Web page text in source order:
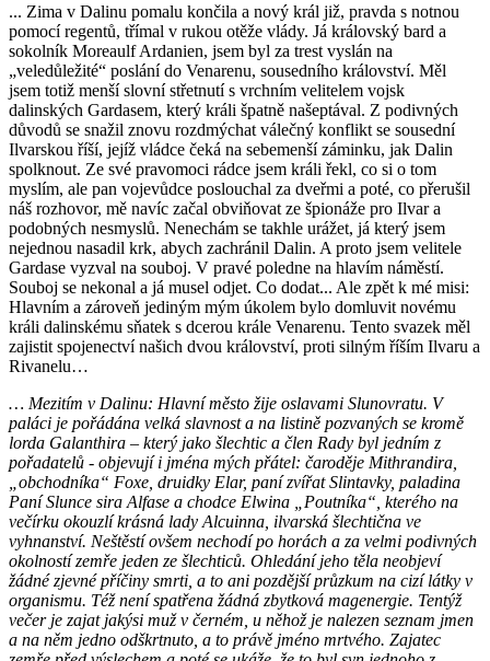
... Zima v Dalinu pomalu končila a nový král již, pravda s notnou
pomocí regentů, třímal v rukou otěže vlády. Já královský bard a
sokolník Moreaulf Ardanien, jsem byl za trest vyslán na
„veledůležité“ poslání do Venarenu, sousedního království. Měl
jsem totiž menší slovní střetnutí s vrchním velitelem vojsk
dalinských Gardasem, který králi špatně našeptával. Z podivných
důvodů se snažil znovu rozdmýchat válečný konflikt se sousední
Ilvarskou říší, jejíž vládce čeká na sebemenší záminku, jak Dalin
spolknout. Ze své pravomoci rádce jsem králi řekl, co si o tom
myslím, ale pan vojevůdce poslouchal za dveřmi a poté, co přerušil
náš rozhovor, mě navíc začal obviňovat ze špionáže pro Ilvar a
podobných nesmyslů. Nenechám se takhle urážet, já který jsem
nejednou nasadil krk, abych zachránil Dalin. A proto jsem velitele
Gardase vyzval na souboj. V pravé poledne na hlavím náměstí.
Souboj se nekonal a já musel odjet. Co dodat... Ale zpět k mé misi:
Hlavním a zároveň jediným mým úkolem bylo domluvit novému
králi dalinskému sňatek s dcerou krále Venarenu. Tento svazek měl
zajistit spojenectví našich dvou království, proti silným říším Ilvaru a
Rivanelu…
… Mezitím v Dalinu: Hlavní město žije oslavami Slunovratu. V
paláci je pořádána velká slavnost a na listině pozvaných se kromě
lorda Galanthira – který jako šlechtic a člen Rady byl jedním z
pořadatelů - objevují i jména mých přátel: čaroděje Mithrandira,
„obchodníka“ Foxe, druidky Elar, paní zvířat Slintavky, paladina
Paní Slunce sira Alfase a chodce Elwina „Poutníka“, kterého na
večírku okouzlí krásná lady Alcuinna, ilvarská šlechtična ve
vyhnanství. Neštěstí ovšem nechodí po horách a za velmi podivných
okolností zemře jeden ze šlechticů. Ohledání jeho těla neobjeví
žádné zjevné příčiny smrti, a to ani pozdější průzkum na cizí látky v
organismu. Též není spatřena žádná zbytková magenergie. Tentýž
večer je zajat jakýsi muž v černém, u něhož je nalezen seznam jmen
a na něm jedno odškrtnuto, a to právě jméno mrtvého. Zajatec